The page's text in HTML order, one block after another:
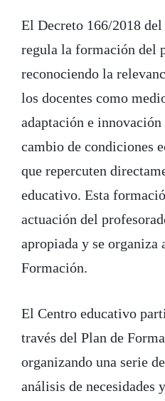
El Decreto 166/2018
regula la formación del
reconociendo la
los docentes como
adaptación e
cambio de condiciones
que repercuten
educativo. Esta
actuación del
apropiada y se organiza
Formación.
El Centro educativo
través del Plan de
organizando una serie
análisis de necesidades